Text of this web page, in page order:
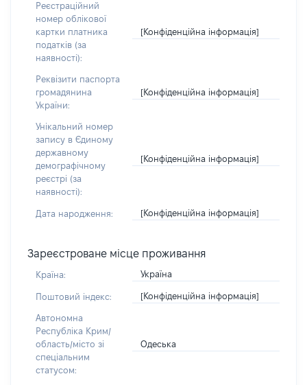
Реєстраційний
номер облікової
картки платника
податків (за
наявності):
[Конфіденційна інформація]
Реквізити паспорта
громадянина
України:
[Конфіденційна інформація]
Унікальний номер
запису в Єдиному
державному
демографічному
реєстрі (за
наявності):
[Конфіденційна інформація]
Дата народження: [Конфіденційна інформація]
Зареєстроване місце проживання
Країна: Україна
Поштовий індекс: [Конфіденційна інформація]
Автономна
Республіка Крим/
область/місто зі
спеціальним
статусом:
Одеська